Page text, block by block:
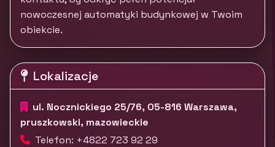
nowoczesnej automatyki budynkowej w Twoim
obiekcie.
Lokalizacje
ul. Nocznickiego 25/76, 05-816 Warszawa,
pruszkowski, mazowieckie
Telefon: +4822 723 92 29